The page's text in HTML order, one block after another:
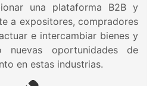
una plataforma B2B y
a expositores, compradores
e intercambiar bienes y
nuevas oportunidades de
en estas industrias.